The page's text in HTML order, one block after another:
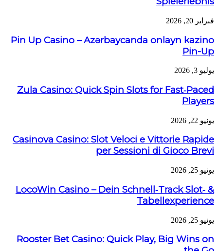
فبراير 20, 2026
Pin Up Casino – Azərbaycanda onlayn kazino
Pin-Up
يوليو 3, 2026
Zula Casino: Quick Spin Slots for Fast‑Paced
Players
يونيو 22, 2026
Casinova Casino: Slot Veloci e Vittorie Rapide
per Sessioni di Gioco Brevi
يونيو 25, 2026
LocoWin Casino – Dein Schnell‑Track Slot‑ &
Tabellexperience
يونيو 25, 2026
Rooster Bet Casino: Quick Play, Big Wins on